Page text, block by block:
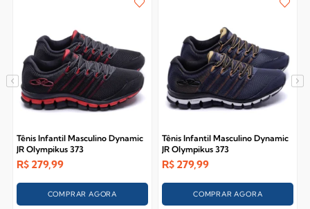
Tênis Infantil Masculino Dynamic
JR Olympikus 373
R$ 279,99
COMPRAR AGORA
Tênis Infantil Masculino Dynamic
JR Olympikus 373
R$ 279,99
COMPRAR AGORA